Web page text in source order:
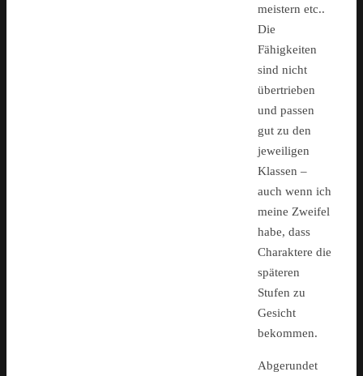
meistern etc..
Die
Fähigkeiten
sind nicht
übertrieben
und passen
gut zu den
jeweiligen
Klassen –
auch wenn ich
meine Zweifel
habe, dass
Charaktere die
späteren
Stufen zu
Gesicht
bekommen.
Abgerundet